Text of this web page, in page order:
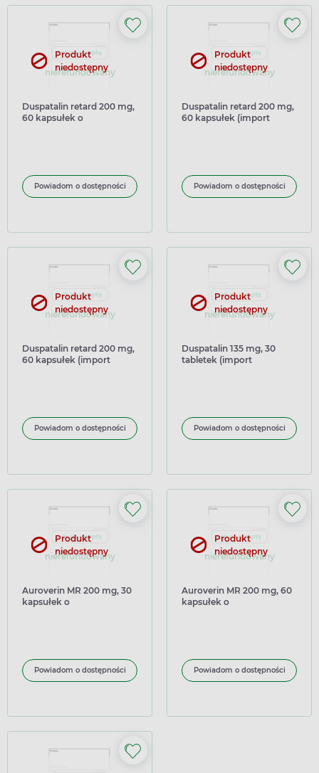
nierefundowany
Produkt
niedostępny
Duspatalin retard 200 mg,
60 kapsułek o
Powiadom o dostępności
nierefundowany
Produkt
niedostępny
Duspatalin retard 200 mg,
60 kapsułek (import
Powiadom o dostępności
nierefundowany
Produkt
niedostępny
Duspatalin retard 200 mg,
60 kapsułek (import
Powiadom o dostępności
nierefundowany
Produkt
niedostępny
Duspatalin 135 mg, 30
tabletek (import
Powiadom o dostępności
nierefundowany
Produkt
niedostępny
Auroverin MR 200 mg, 30
kapsułek o
Powiadom o dostępności
nierefundowany
Produkt
niedostępny
Auroverin MR 200 mg, 60
kapsułek o
Powiadom o dostępności